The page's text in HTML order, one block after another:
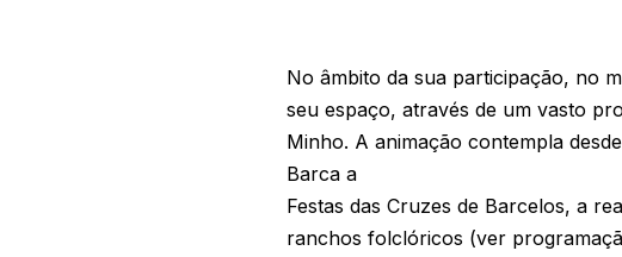
No âmbito da sua participação, no
seu espaço, através de um vasto
Minho. A animação contempla
Barca a
Festas das Cruzes de Barcelos, a
ranchos folclóricos (ver